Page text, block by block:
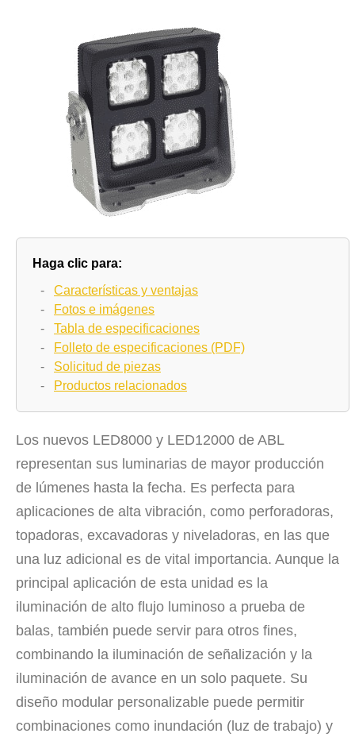
Haga clic para:
- Características y ventajas
-
Fotos e imágenes
- Tabla de especificaciones
-
Folleto de especificaciones (PDF)
- Solicitud de piezas
-
Productos relacionados
Los nuevos LED8000 y LED12000 de ABL
representan sus luminarias de mayor producción
de lúmenes hasta la fecha. Es perfecta para
aplicaciones de alta vibración, como perforadoras,
topadoras, excavadoras y niveladoras, en las que
una luz adicional es de vital importancia. Aunque la
principal aplicación de esta unidad es la
iluminación de alto flujo luminoso a prueba de
balas, también puede servir para otros fines,
combinando la iluminación de señalización y la
iluminación de avance en un solo paquete. Su
diseño modular personalizable puede permitir
combinaciones como inundación (luz de trabajo) y